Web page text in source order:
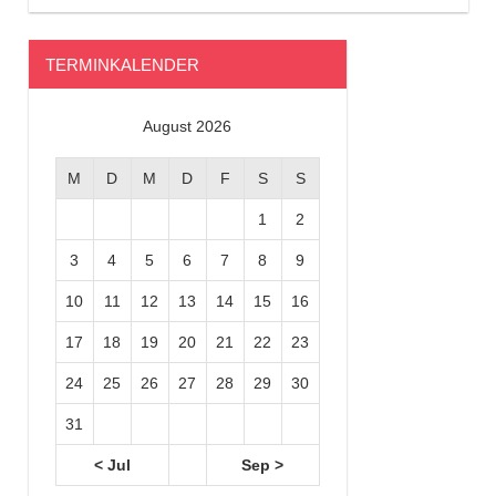
TERMINKALENDER
August 2026
M D M D F S S
1 2
3 4 5 6 7 8 9
10 11 12 13 14 15 16
17 18 19 20 21 22 23
24 25 26 27 28 29 30
31
< Jul Sep >